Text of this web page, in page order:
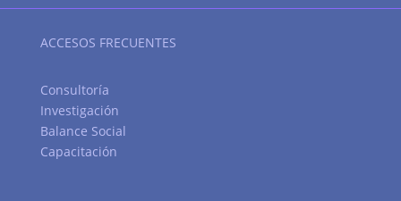
ACCESOS FRECUENTES
Consultoría
Investigación
Balance Social
Capacitación